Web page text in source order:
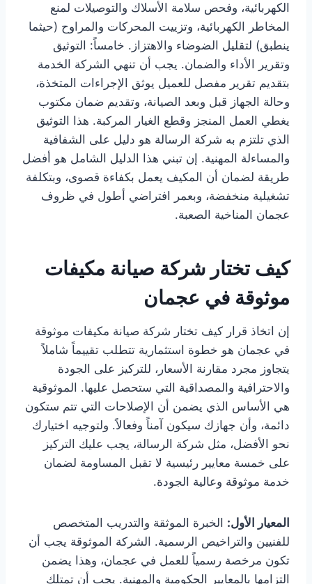
الكهربائية، وفحص سلامة الأسلاك والتوصيلات لمنع
المخاطر الكهربائية، وتزييت المحركات والمراوح (حيثما
ينطبق) لتقليل الضوضاء والاهتزاز. خامساً: التوثيق
وتقرير الأداء والضمان. يجب أن تنهي الشركة الخدمة
بتقديم تقرير مفصل للعميل يوثق الإجراءات المتخذة،
وحالة الجهاز قبل وبعد الصيانة، وتقديم ضمان مكتوب
يغطي العمل المنجز وقطع الغيار المركبة. هذا التوثيق
الذي تلتزم به شركة الرسالة هو دليل على الشفافية
والمساءلة المهنية. إن تبني هذا الدليل الشامل هو أفضل
طريقة لضمان أن المكيف يعمل بكفاءة قصوى، وبتكلفة
تشغيلية منخفضة، وبعمر افتراضي أطول في ظروف
عجمان المناخية الصعبة.
كيف تختار شركة صيانة مكيفات
موثوقة في عجمان
إن اتخاذ قرار كيف تختار شركة صيانة مكيفات موثوقة
في عجمان هو خطوة استثمارية تتطلب تقييماً شاملاً
يتجاوز مجرد مقارنة الأسعار، للتركيز على الجودة
والاحترافية والمصداقية التي ستحصل عليها. الموثوقية
هي الأساس الذي يضمن أن الإصلاحات التي تتم ستكون
دائمة، وأن جهازك سيكون آمناً وفعالاً. ولتوجيه اختيارك
نحو الأفضل، مثل شركة الرسالة، يجب عليك التركيز
على خمسة معايير رئيسية لا تقبل المساومة لضمان
خدمة موثوقة وعالية الجودة.
المعيار الأول: الخبرة الموثقة والتدريب المتخصص
للفنيين والتراخيص الرسمية. الشركة الموثوقة يجب أن
تكون مرخصة رسمياً للعمل في عجمان، وهذا يضمن
التزامها بالمعايير الحكومية والمهنية. يجب أن تمتلك